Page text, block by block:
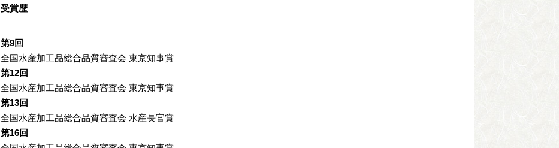
受賞歴
第9回
全国水産加工品総合品質審査会 東京知事賞
第12回
全国水産加工品総合品質審査会 東京知事賞
第13回
全国水産加工品総合品質審査会 水産長官賞
第16回